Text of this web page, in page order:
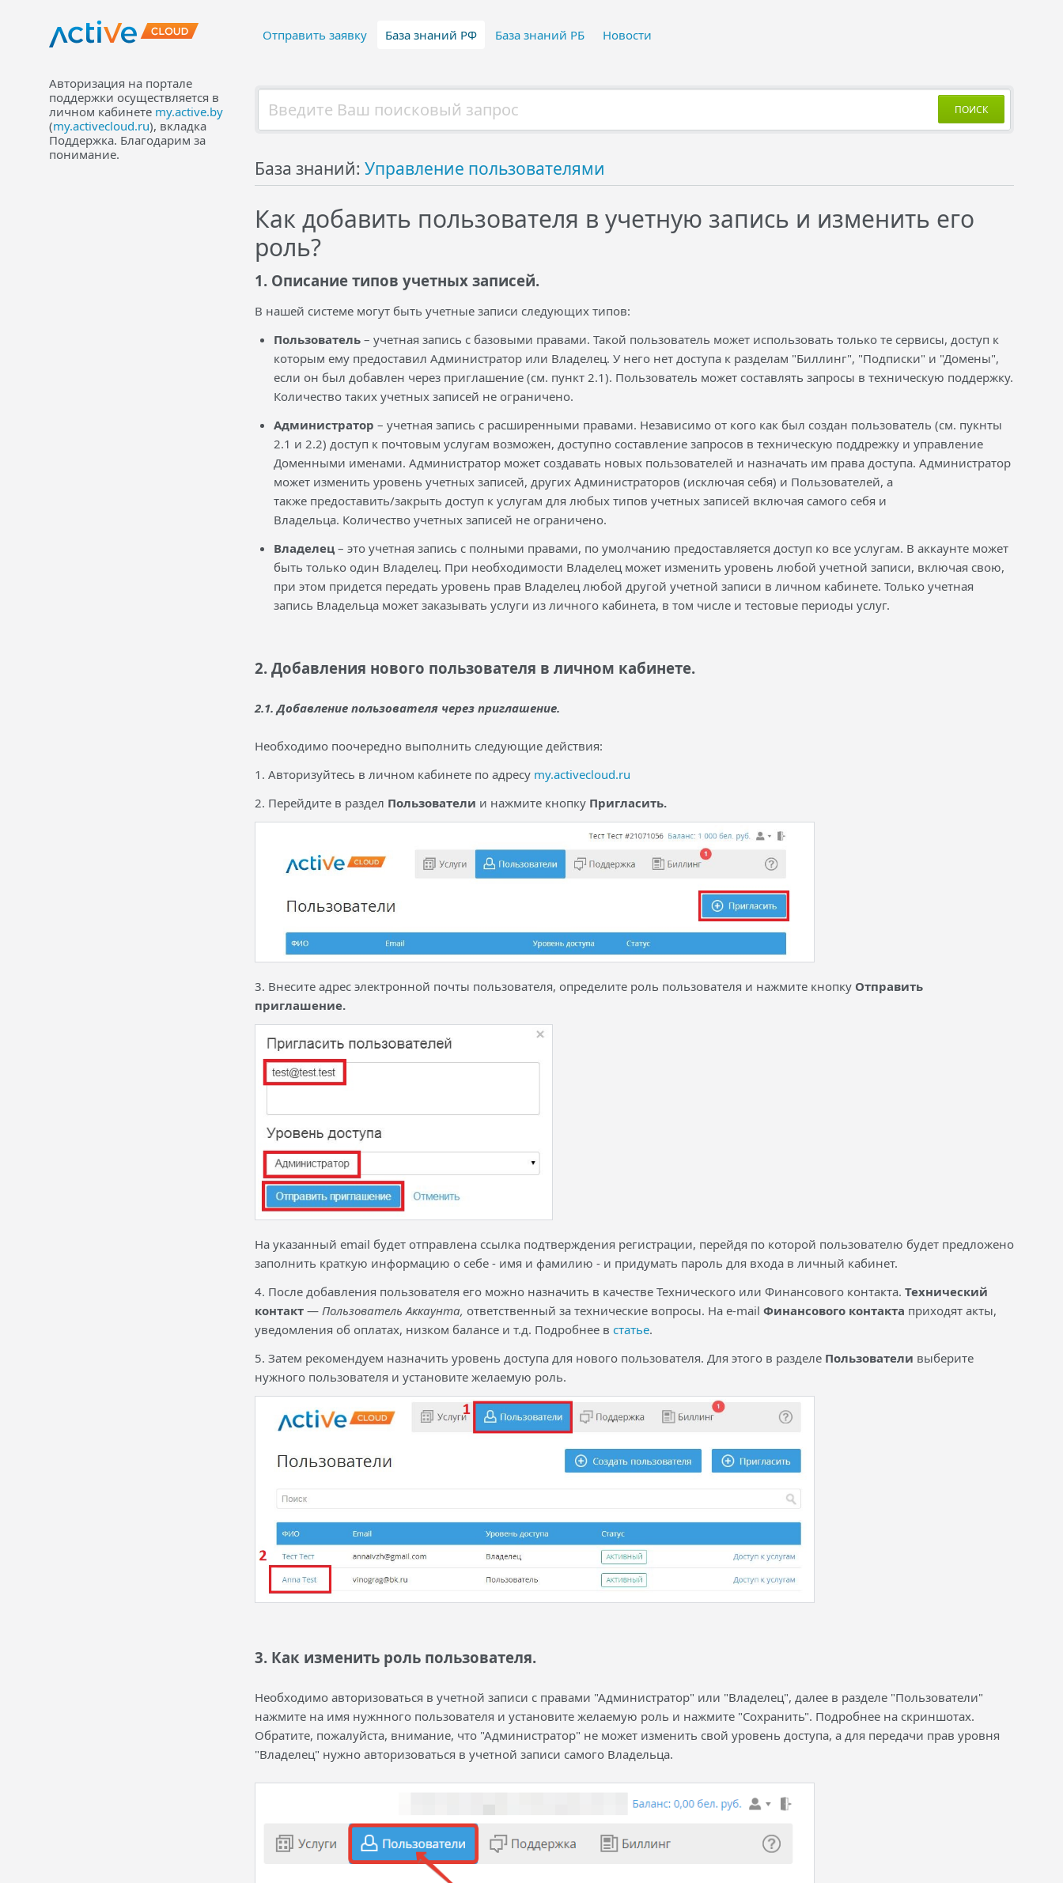
Отправить заявку База знаний РФ База знаний РБ Новости
Авторизация на портале
поддержки осуществляется в
личном кабинете my.active.by
(my.activecloud.ru), вкладка
Поддержка. Благодарим за
понимание.
ПОИСК
База знаний: Управление пользователями
Как добавить пользователя в учетную запись и изменить его
роль?
1. Описание типов учетных записей.
В нашей системе могут быть учетные записи следующих типов:
Пользователь – учетная запись с базовыми правами. Такой пользователь может использовать только те сервисы, доступ к
которым ему предоставил Администратор или Владелец. У него нет доступа к разделам "Биллинг", "Подписки" и "Домены",
если он был добавлен через приглашение (см. пункт 2.1). Пользователь может составлять запросы в техническую поддержку.
Количество таких учетных записей не ограничено.
Администратор – учетная запись с расширенными правами. Независимо от кого как был создан пользователь (см. пукнты
2.1 и 2.2) доступ к почтовым услугам возможен, доступно составление запросов в техническую поддрежку и управление
Доменными именами. Администратор может создавать новых пользователей и назначать им права доступа. Администратор
может изменить уровень учетных записей, других Администраторов (исключая себя) и Пользователей, а
также предоставить/закрыть доступ к услугам для любых типов учетных записей включая самого себя и
Владельца. Количество учетных записей не ограничено.
Владелец – это учетная запись с полными правами, по умолчанию предоставляется доступ ко все услугам. В аккаунте может
быть только один Владелец. При необходимости Владелец может изменить уровень любой учетной записи, включая свою,
при этом придется передать уровень прав Владелец любой другой учетной записи в личном кабинете. Только учетная
запись Владельца может заказывать услуги из личного кабинета, в том числе и тестовые периоды услуг.
2. Добавления нового пользователя в личном кабинете.
2.1. Добавление пользователя через приглашение.
Необходимо поочередно выполнить следующие действия:
1. Авторизуйтесь в личном кабинете по адресу my.activecloud.ru
2. Перейдите в раздел Пользователи и нажмите кнопку Пригласить.
3. Внесите адрес электронной почты пользователя, определите роль пользователя и нажмите кнопку Отправить
приглашение.
На указанный email будет отправлена ссылка подтверждения регистрации, перейдя по которой пользователю будет предложено
заполнить краткую информацию о себе - имя и фамилию - и придумать пароль для входа в личный кабинет.
4. После добавления пользователя его можно назначить в качестве Технического или Финансового контакта. Технический
контакт — Пользователь Аккаунта, ответственный за технические вопросы. На e-mail Финансового контакта приходят акты,
уведомления об оплатах, низком балансе и т.д. Подробнее в статье.
5. Затем рекомендуем назначить уровень доступа для нового пользователя. Для этого в разделе Пользователи выберите
нужного пользователя и установите желаемую роль.
3. Как изменить роль пользователя.
Необходимо авторизоваться в учетной записи с правами "Администратор" или "Владелец", далее в разделе "Пользователи"
нажмите на имя нужнного пользователя и установите желаемую роль и нажмите "Сохранить". Подробнее на скриншотах.
Обратите, пожалуйста, внимание, что "Администратор" не может изменить свой уровень доступа, а для передачи прав уровня
"Владелец" нужно авторизоваться в учетной записи самого Владельца.